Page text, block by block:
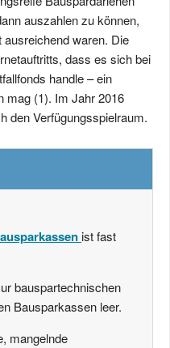
auszahlen zu können,
ausreichend waren. Die
dass es sich bei
handle – ein
mag (1). Im Jahr 2016
den Verfügungsspielraum.
ist fast
bauspartechnischen
Bausparkassen leer.
mangelnde